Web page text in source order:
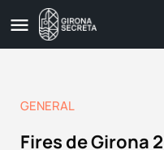
GENERAL
Fires de Girona